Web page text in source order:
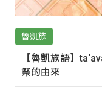
魯凱族
【魯凱族語】
祭的由來